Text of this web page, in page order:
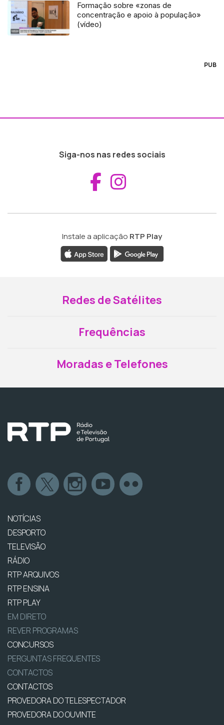
Formação sobre «zonas de
concentração e apoio à população»
(vídeo)
PUB
Siga-nos nas redes sociais
Aceder ao
Instale a aplicação RTP Play
Redes de Satélites
Frequências
Moradas e Telefones
NOTÍCIAS
DESPORTO
TELEVISÃO
RÁDIO
RTP ARQUIVOS
RTP ENSINA
RTP PLAY
EM DIRETO
REVER PROGRAMAS
CONCURSOS
PERGUNTAS FREQUENTES
CONTACTOS
CONTACTOS
PROVEDORA DO TELESPECTADOR
PROVEDORA DO OUVINTE